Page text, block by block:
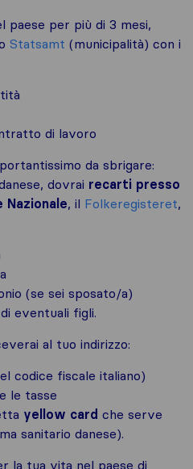
paese per più di 3 mesi,
Statsamt (municipalità) con i
di lavoro
da sbrigare:
dovrai recarti presso
Nazionale, il Folkeregisteret,
(se sei sposato/a)
eventuali figli.
al tuo indirizzo:
codice fiscale italiano)
le tasse
yellow card che serve
sanitario danese).
la tua vita nel paese di